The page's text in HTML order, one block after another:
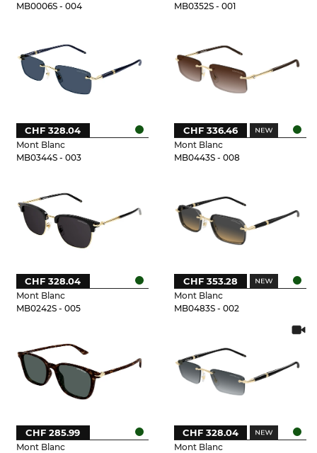
MB0006S - 004
MB0352S - 001
Mont Blanc
MB0344S - 003
CHF 328.04
Mont Blanc
MB0443S - 008
CHF 336.46
Mont Blanc
MB0242S - 005
CHF 328.04
Mont Blanc
MB0483S - 002
CHF 353.28
Mont Blanc
CHF 285.99
Mont Blanc
CHF 328.04